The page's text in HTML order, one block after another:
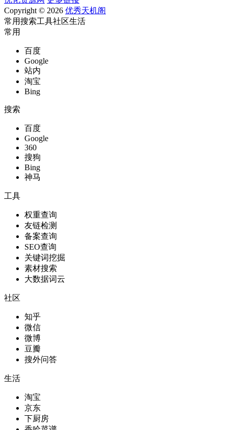
Copyright © 2026 优秀天机阁
常用搜索工具社区生活
常用
百度
Google
站内
淘宝
Bing
搜索
百度
Google
360
搜狗
Bing
神马
工具
权重查询
友链检测
备案查询
SEO查询
关键词挖掘
素材搜索
大数据词云
社区
知乎
微信
微博
豆瓣
搜外问答
生活
淘宝
京东
下厨房